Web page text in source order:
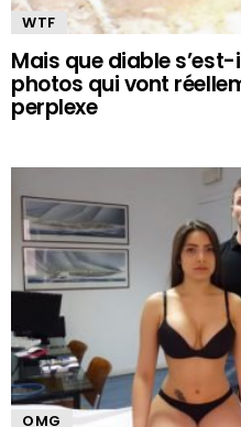
WTF
Mais que diable
photos qui vont
perplexe
OMG